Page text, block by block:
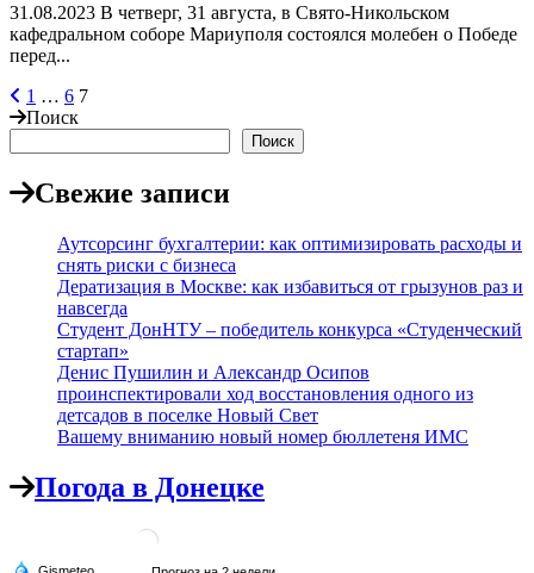
31.08.2023 В четверг, 31 августа, в Свято-Никольском
кафедральном соборе Мариуполя состоялся молебен о Победе
перед...
Пагинация
записей
1 … 6 7
Поиск
Поиск
Свежие записи
Аутсорсинг бухгалтерии: как оптимизировать расходы и
снять риски с бизнеса
Дератизация в Москве: как избавиться от грызунов раз и
навсегда
Студент ДонНТУ – победитель конкурса «Студенческий
стартап»
Денис Пушилин и Александр Осипов
проинспектировали ход восстановления одного из
детсадов в поселке Новый Свет
Вашему вниманию новый номер бюллетеня ИМС
Погода в Донецке